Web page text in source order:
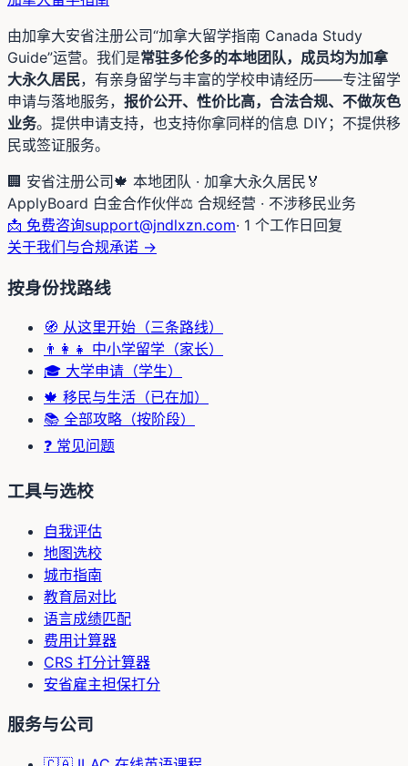
由加拿大安省注册公司“加拿大留学指南 Canada Study
Guide”运营。我们是常驻多伦多的本地团队，成员均为加拿
大永久居民，有亲身留学与丰富的学校申请经历——专注留学
申请与落地服务， 报价公开、性价比高，合法合规、不做灰色
业务。提供申请支持，也支持你拿同样的信息 DIY；不提供移
民或签证服务。
🏢 安省注册公司🍁 本地团队 · 加拿大永久居民 🏅
ApplyBoard 白金合作伙伴⚖️ 合规经营 · 不涉移民业务
📩 免费咨询support@jndlxzn.com· 1 个工作日回复
关于我们与合规承诺 →
按身份找路线
🧭 从这里开始（三条路线）
👨‍👩‍👧 中小学留学（家长）
🎓 大学申请（学生）
🍁 移民与生活（已在加）
📚 全部攻略（按阶段）
❓ 常见问题
工具与选校
自我评估
地图选校
城市指南
教育局对比
语言成绩匹配
费用计算器
CRS 打分计算器
安省雇主担保打分
服务与公司